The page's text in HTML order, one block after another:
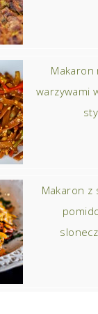
Makaron
warzywami
Makaron z